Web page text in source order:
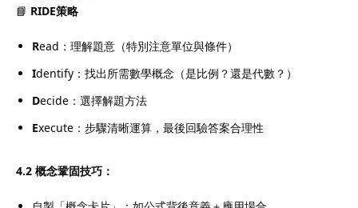
📘 RIDE策略
Read：理解題意（特別注意單位與條件）
Identify：找出所需數學概念（是比例？還是代數？）
Decide：選擇解題方法
Execute：步驟清晰運算，最後回驗答案合理性
4.2 概念鞏固技巧：